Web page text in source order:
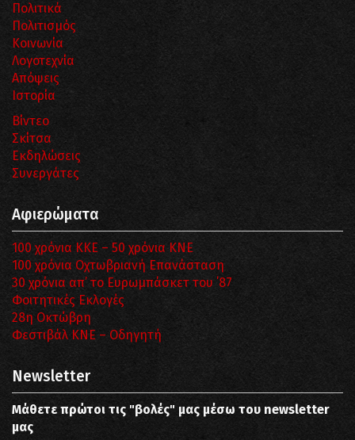
Πολιτικά
Πολιτισμός
Κοινωνία
Λογοτεχνία
Απόψεις
Ιστορία
Βίντεο
Σκίτσα
Εκδηλώσεις
Συνεργάτες
Αφιερώματα
100 χρόνια ΚΚΕ – 50 χρόνια ΚΝΕ
100 χρόνια Οχτωβριανή Επανάσταση
30 χρόνια απ’ το Ευρωμπάσκετ του ΄87
Φοιτητικές Εκλογές
28η Οκτώβρη
Φεστιβάλ ΚΝΕ – Οδηγητή
Newsletter
Μάθετε πρώτοι τις "βολές" μας μέσω του newsletter
μας